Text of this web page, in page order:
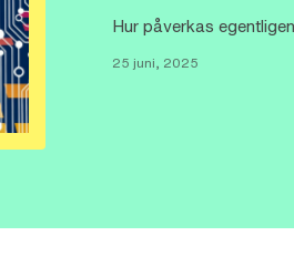
Hur påverkas
25 juni, 2025